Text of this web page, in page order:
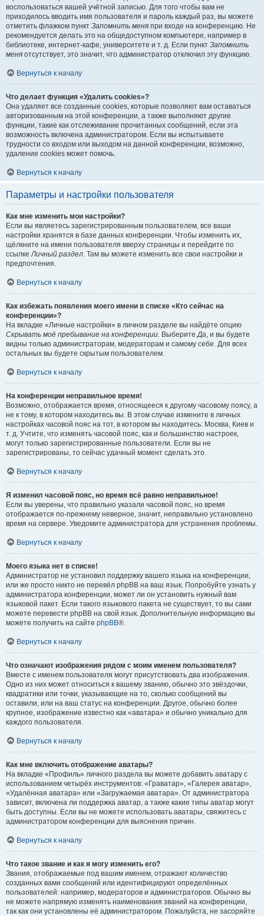
воспользоваться вашей учётной записью. Для того чтобы вам не
приходилось вводить имя пользователя и пароль каждый раз, вы можете
отметить флажком пункт Запомнить меня при входе на конференцию. Не
рекомендуется делать это на общедоступном компьютере, например в
библиотеке, интернет-кафе, университете и т. д. Если пункт Запомнить
меня отсутствует, это значит, что администратор отключил эту функцию.
Вернуться к началу
Что делает функция «Удалить cookies»?
Она удаляет все созданные cookies, которые позволяют вам оставаться
авторизованным на этой конференции, а также выполняют другие
функции, такие как отслеживание прочитанных сообщений, если эта
возможность включена администратором. Если вы испытываете
трудности со входом или выходом на данной конференции, возможно,
удаление cookies может помочь.
Вернуться к началу
Параметры и настройки пользователя
Как мне изменить мои настройки?
Если вы являетесь зарегистрированным пользователем, все ваши
настройки хранятся в базе данных конференции. Чтобы изменить их,
щёлкните на имени пользователя вверху страницы и перейдите по
ссылкеЛичный раздел. Там вы можете изменить все свои настройки и
предпочтения.
Вернуться к началу
Как избежать появления моего имени в списке «Кто сейчас на
конференции»?
На вкладке «Личные настройки» в личном разделе вы найдёте опцию
Скрывать моё пребывание на конференции. ВыберитеДа, и вы будете
видны только администраторам, модераторам и самому себе. Для всех
остальных вы будете скрытым пользователем.
Вернуться к началу
На конференции неправильное время!
Возможно, отображается время, относящееся к другому часовому поясу, а
не к тому, в котором находитесь вы. В этом случае измените в личных
настройках часовой пояс на тот, в котором вы находитесь: Москва, Киев и
т. д. Учтите, что изменять часовой пояс, как и большинство настроек,
могут только зарегистрированные пользователи. Если вы не
зарегистрированы, то сейчас удачный момент сделать это.
Вернуться к началу
Я изменил часовой пояс, но время всё равно неправильное!
Если вы уверены, что правильно указали часовой пояс, но время
отображается по-прежнему неверное, значит, неправильно установлено
время на сервере. Уведомите администратора для устранения проблемы.
Вернуться к началу
Моего языка нет в списке!
Администратор не установил поддержку вашего языка на конференции,
или же просто никто не перевёл phpBB на ваш язык. Попробуйте узнать у
администратора конференции, может ли он установить нужный вам
языковой пакет. Если такого языкового пакета не существует, то вы сами
можете перевести phpBB на свой язык. Дополнительную информацию вы
можете получить на сайте phpBB®.
Вернуться к началу
Что означают изображения рядом с моим именем пользователя?
Вместе с именем пользователя могут присутствовать два изображения.
Одно из них может относиться к вашему званию, обычно это звёздочки,
квадратики или точки, указывающие на то, сколько сообщений вы
оставили, или на ваш статус на конференции. Другое, обычно более
крупное, изображение известно как «аватара» и обычно уникально для
каждого пользователя.
Вернуться к началу
Как мне включить отображение аватары?
На вкладке «Профиль» личного раздела вы можете добавить аватару с
использованием четырёх инструментов: «Граватар», «Галерея аватар»,
«Удалённая аватара» или «Загружаемая аватара». От администратора
зависит, включена ли поддержка аватар, а также какие типы аватар могут
быть доступны. Если вы не можете использовать аватары, свяжитесь с
администратором конференции для выяснения причин.
Вернуться к началу
Что такое звание и как я могу изменить его?
Звания, отображаемые под вашим именем, отражают количество
созданных вами сообщений или идентифицируют определённых
пользователей: например, модераторов и администраторов. Обычно вы
не можете напрямую изменять наименования званий на конференции,
так как они установлены её администратором. Пожалуйста, не засоряйте